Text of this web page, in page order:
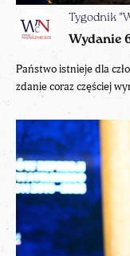
Tygodnik
Wydanie
Państwo istnieje dla
zdanie coraz częściej